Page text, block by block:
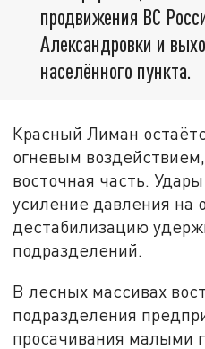
продвижения ВС
Александровки и
населённого пункта.
Красный Лиман
огневым
восточная часть.
усиление давления на
дестабилизацию
подразделений.
В лесных массивах
подразделения
просачивания малыми